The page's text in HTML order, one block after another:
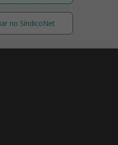
no SíndicoNet